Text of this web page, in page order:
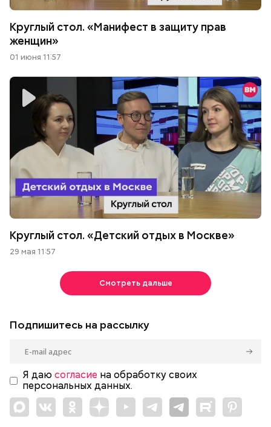
Круглый стол. «Манифест в защиту прав
женщин»
01 июня 11:57
Круглый стол. «Детский отдых в Москве»
29 мая 11:57
Смотреть дальше
Подпишитесь на рассылку
Я даю согласие на обработку своих
персональных данных.